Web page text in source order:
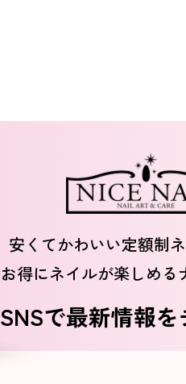
安くてかわいい定額制
お得にネイルが楽しめる
SNSで最新情報